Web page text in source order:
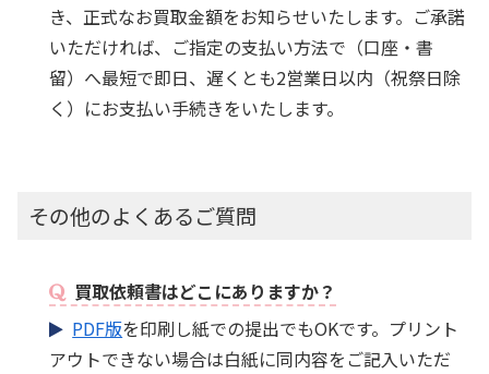
き、正式なお買取金額をお知らせいたします。ご承諾
いただければ、ご指定の支払い方法で（口座・書
留）へ最短で即日、遅くとも2営業日以内（祝祭日除
く）にお支払い手続きをいたします。
その他のよくあるご質問
買取依頼書はどこにありますか？
PDF版を印刷し紙での提出でもOKです。プリント
アウトできない場合は白紙に同内容をご記入いただ